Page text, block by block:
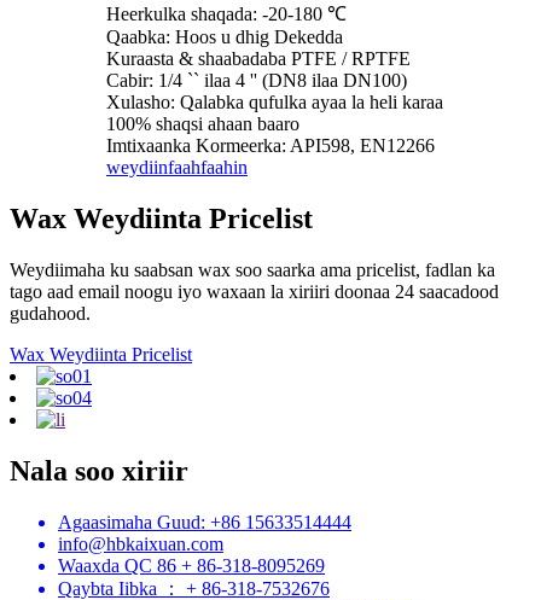
Heerkulka shaqada: -20-180 ℃
Qaabka: Hoos u dhig Dekedda
Kuraasta & shaabadaba PTFE / RPTFE
Cabir: 1/4 `` ilaa 4 '' (DN8 ilaa DN100)
Xulasho: Qalabka qufulka ayaa la heli karaa
100% shaqsi ahaan baaro
Imtixaanka Kormeerka: API598, EN12266
weydiinfaahfaahin
Wax Weydiinta Pricelist
Weydiimaha ku saabsan wax soo saarka ama pricelist, fadlan ka
tago aad email noogu iyo waxaan la xiriiri doonaa 24 saacadood
gudahood.
Wax Weydiinta Pricelist
Nala soo xiriir
Agaasimaha Guud: +86 15633514444
info@hbkaixuan.com
Waaxda QC 86 + 86-318-8095269
Qaybta Iibka ： + 86-318-7532676